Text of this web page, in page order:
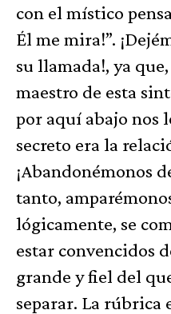
con el místico
Él me mira!”.
su llamada!, ya
maestro de esta
por aquí abajo nos
secreto era la
¡Abandonémonos
tanto,
lógicamente, se
estar convencidos
grande y fiel del
separar. La rúbrica